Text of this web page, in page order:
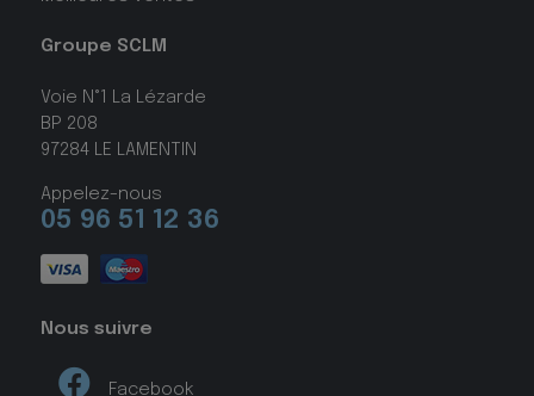
Groupe SCLM
Voie N°1 La Lézarde
BP 208
97284 LE LAMENTIN
Appelez-nous
05 96 51 12 36
Nous suivre
Facebook